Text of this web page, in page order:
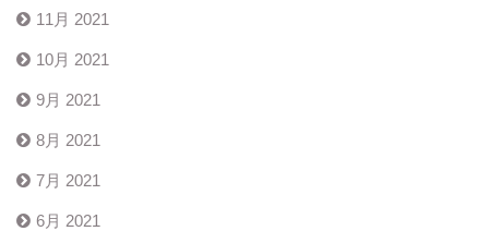
11月 2021
10月 2021
9月 2021
8月 2021
7月 2021
6月 2021